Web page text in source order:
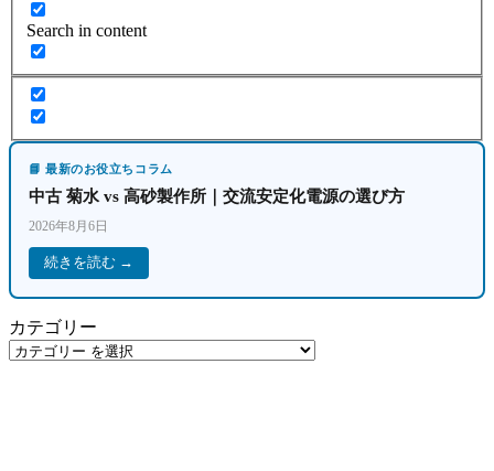
Search in content
📘 最新のお役立ちコラム
中古 菊水 vs 高砂製作所｜交流安定化電源の選び方
2026年8月6日
続きを読む →
カテゴリー